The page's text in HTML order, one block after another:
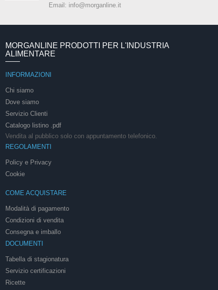
Email: info@morganline.it
MORGANLINE PRODOTTI PER L'INDUSTRIA
ALIMENTARE
INFORMAZIONI
Chi siamo
Dove siamo
Servizio Clienti
Catalogo listino .pdf
Vendita al pubblico solo con appuntamento telefonico.
REGOLAMENTI
Policy e Privacy
Cookie
COME ACQUISTARE
Modalità di pagamento
Condizioni di vendita
Consegna e imballo
DOCUMENTI
Tabella di stagionatura
Servizio certificazioni
Ricette